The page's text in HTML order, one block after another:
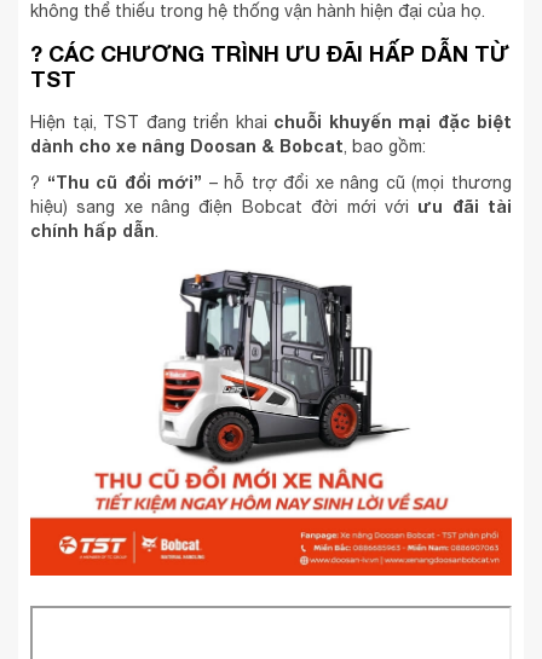
không thể thiếu trong hệ thống vận hành hiện đại của họ.
? CÁC CHƯƠNG TRÌNH ƯU ĐÃI HẤP DẪN TỪ
TST
Hiện tại, TST đang triển khai chuỗi khuyến mại đặc biệt
dành cho xe nâng Doosan & Bobcat , bao gồm:
? “Thu cũ đổi mới” – hỗ trợ đổi xe nâng cũ (mọi thương
hiệu) sang xe nâng điện Bobcat đời mới với ưu đãi tài
chính hấp dẫn